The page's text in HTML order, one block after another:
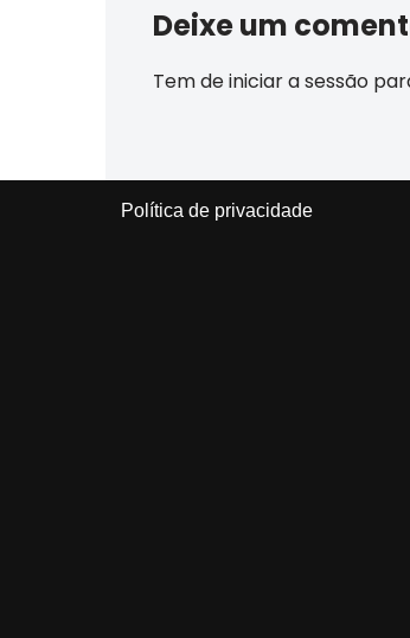
Deixe um
Tem deiniciar a sessão
Política de privacidade